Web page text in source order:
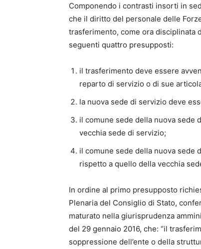
Componendo i contrasti insorti in
che il diritto del personale delle
trasferimento, come ora disciplinata
seguenti quattro presupposti:
il trasferimento deve essere
reparto di servizio o di sue
la nuova sede di servizio deve
il comune sede della nuova sede
vecchia sede di servizio;
il comune sede della nuova sede
rispetto a quello della vecchia
In ordine al primo presupposto
Plenaria del Consiglio di Stato,
maturato nella giurisprudenza
del 29 gennaio 2016, che: “il
soppressione dell’ente o della